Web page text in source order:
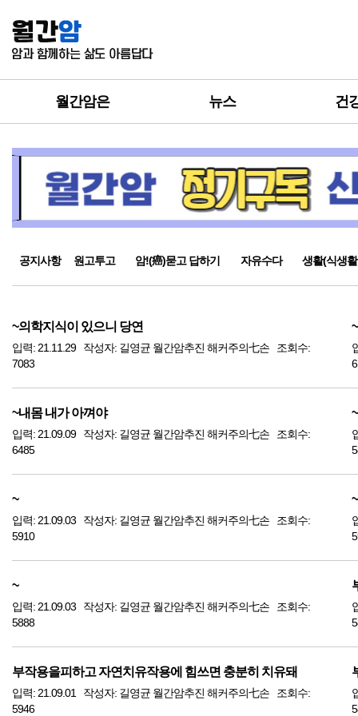
월간암은 뉴스 건
공지사항 원고투고 암!(癌)묻고 답하기 자유수다 생활(식생
~의학지식이 있으니 당연
입력: 21.11.29 작성자: 길영균 월간암추진 해커주의七손 조회수:
7083
~내몸 내가 아껴야
입력: 21.09.09 작성자: 길영균 월간암추진 해커주의七손 조회수:
6485
~
~
입력: 21.09.03 작성자: 길영균 월간암추진 해커주의七손 조회수:
5910
~
~
입력: 21.09.03 작성자: 길영균 월간암추진 해커주의七손 조회수:
5888
부작용을피하고 자연치유작용에 힘쓰면 충분히 치유돼
입력: 21.09.01 작성자: 길영균 월간암추진 해커주의七손 조회수:
5946